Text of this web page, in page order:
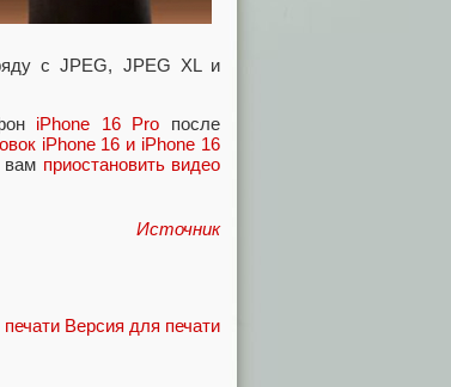
с JPEG, JPEG XL и
iPhone 16 Pro после
iPhone 16 и iPhone 16
вам приостановить видео
Источник
Версия для печати